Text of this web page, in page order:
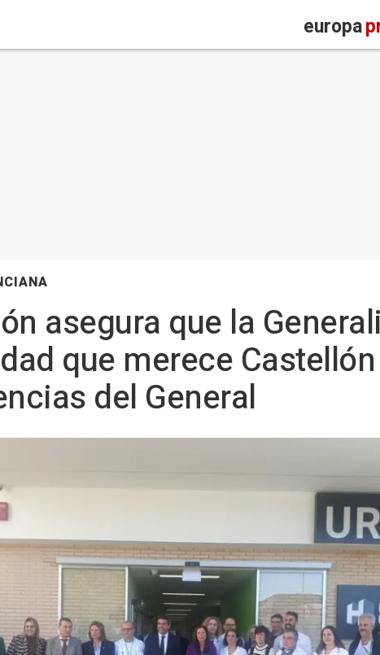
europa
asegura que la
que merece
del General